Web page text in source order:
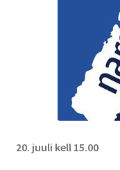
20. juuli kell 15.00